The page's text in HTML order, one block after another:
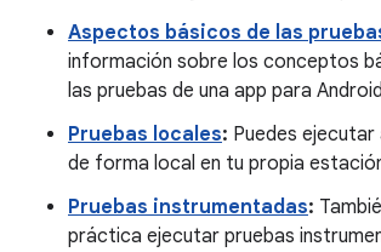
Aspectos básicos de las
información sobre los conceptos
las pruebas de una app para
Pruebas locales: Puedes ejecutar
de forma local en tu propia
Pruebas instrumentadas:
práctica ejecutar pruebas